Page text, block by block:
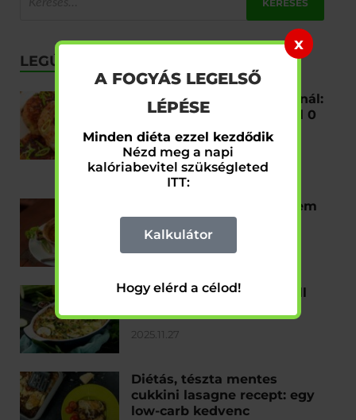
LEGÚJABB
Ezt rontod el a fogyókúránál:
A titkos összetevő, amitől 0
gramm szénhidráttal is
szaftos marad a hús!
2025.12.23
Diétás halászlé recept: nem
csak Karácsonyra
Diétás cukkinis csirkemell
2025.11.27
Diétás, tészta mentes
cukkini lasagne recept: egy
low-carb kedvenc
A FOGYÁS LEGELSŐ
LÉPÉSE
Minden diéta ezzel kezdődik
Nézd meg a napi
kalóriabevitel szükségleted
ITT:
Kalkulátor
Hogy elérd a célod!
x